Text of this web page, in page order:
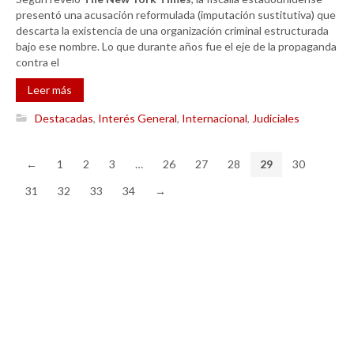
presentó una acusación reformulada (imputación sustitutiva) que
descarta la existencia de una organización criminal estructurada
bajo ese nombre. Lo que durante años fue el eje de la propaganda
contra el
Leer más
Destacadas, Interés General, Internacional, Judiciales
← 1 2 3 … 26 27 28 29
30
31
32 33 34 →